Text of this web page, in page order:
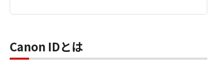
Canon IDとは